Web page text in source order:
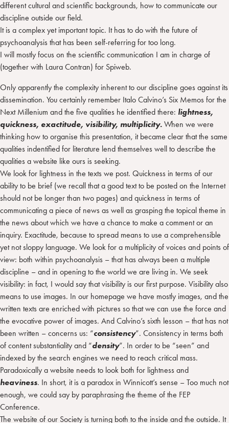
different cultural and scientific backgrounds, how to communicate our
discipline outside our field.
It is a complex yet important topic. It has to do with the future of
psychoanalysis that has been self-referring for too long.
I will mostly focus on the scientific communication I am in charge of
(together with Laura Contran) for Spiweb.
Only apparently the complexity inherent to our discipline goes against its
dissemination. You certainly remember Italo Calvino’s Six Memos for the
Next Millenium and the five qualities he identified there: lightness,
quickness, exactitude, visibility, multiplicity. When we were
thinking how to organise this presentation, it became clear that the same
qualities indentified for literature lend themselves well to describe the
qualities a website like ours is seeking.
We look for lightness in the texts we post. Quickness in terms of our
ability to be brief (we recall that a good text to be posted on the Internet
should not be longer than two pages) and quickness in terms of
communicating a piece of news as well as grasping the topical theme in
the news about which we have a chance to make a comment or an
inquiry. Exactitude, because to spread means to use a comprehensible
yet not sloppy language. We look for a multiplicity of voices and points of
view: both within psychoanalysis – that has always been a multiple
discipline – and in opening to the world we are living in. We seek
visibility: in fact, I would say that visibility is our first purpose. Visibility also
means to use images. In our homepage we have mostly images, and the
written texts are enriched with pictures so that we can use the force and
the evocative power of images. And Calvino’s sixth lesson – that has not
been written – concerns us: “consistency”. Consistency in terms both
of content substantiality and “density”. In order to be “seen” and
indexed by the search engines we need to reach critical mass.
Paradoxically a website needs to look both for lightness and
heaviness. In short, it is a paradox in Winnicott’s sense – Too much not
enough, we could say by paraphrasing the theme of the FEP
Conference.
The website of our Society is turning both to the inside and the outside. It